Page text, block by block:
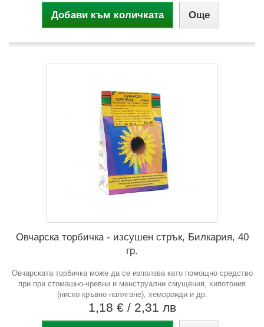
Добави към количката Още
Овчарска торбичка - изсушен стрък, Билкария, 40
гр.
Овчарската торбичка може да се използва като помощно средство
при при стомашно-чревни и менструални смущения, хипотония
(ниско кръвно налягане), хемороиди и др.
1,18 € / 2,31 лв